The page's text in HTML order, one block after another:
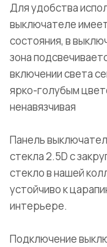
Для удобства
выключателе
состояния, в
зона
включении света
ярко-голубым
ненавязчивая
Панель
стекла 2.5D с
стекло в нашей
устойчиво к
интерьере.
Подключение